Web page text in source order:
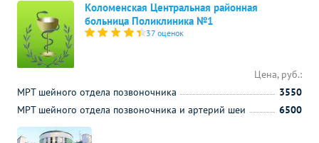
Коломенская Центральная районная
больница Поликлиника №1
37 оценок
Цена, руб.:
МРТ шейного отдела позвоночника
3550
МРТ шейного отдела позвоночника и артерий шеи
6500